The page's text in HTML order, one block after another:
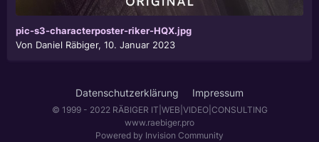
pic-s3-characterposter-riker-HQX.jpg
Von Daniel Räbiger, 10. Januar 2023
Datenschutzerklärung Impressum
© 1999 - 2022 RÄBIGER IT|WEB|VIDEO|CONSULTING
www.raebiger.pro
Powered by Invision Community